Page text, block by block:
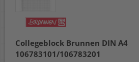
Collegeblock Brunnen DIN A4
106783101/106783201